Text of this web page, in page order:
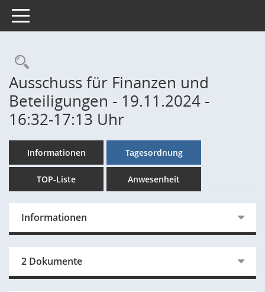
Toggle navigation
Rechercheauswahl
Ausschuss für Finanzen und
Beteiligungen - 19.11.2024 -
16:32-17:13 Uhr
Informationen Tagesordnung
TOP-Liste Anwesenheit
Informationen
2 Dokumente